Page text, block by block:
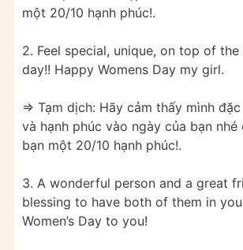
một 20/10 hạnh phúc!.
2. Feel special, unique, on top of
day!! Happy Womens Day my girl.
=> Tạm dịch: Hãy cảm thấy mình
và hạnh phúc vào ngày của bạn nhé
bạn một 20/10 hạnh phúc!.
3. A wonderful person and a great
blessing to have both of them in
Women’s Day to you!